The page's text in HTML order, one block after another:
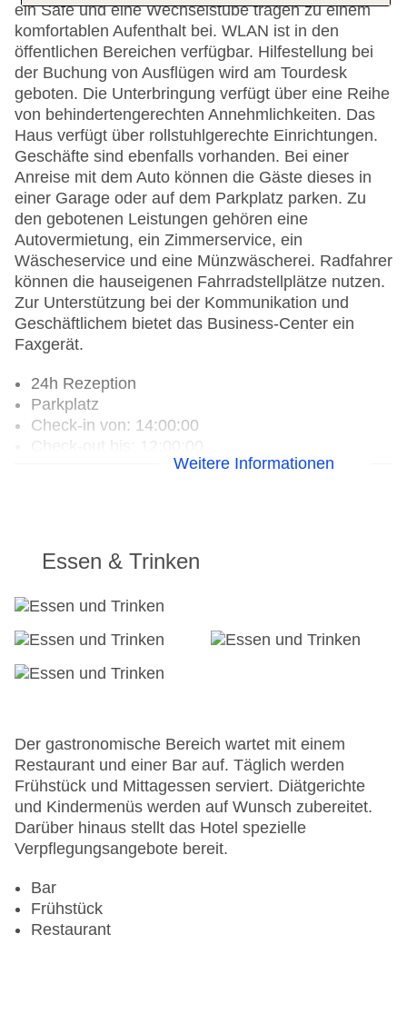
ein Safe und eine Wechselstube tragen zu einem
komfortablen Aufenthalt bei. WLAN ist in den
öffentlichen Bereichen verfügbar. Hilfestellung bei
der Buchung von Ausflügen wird am Tourdesk
geboten. Die Unterbringung verfügt über eine Reihe
von behindertengerechten Annehmlichkeiten. Das
Haus verfügt über rollstuhlgerechte Einrichtungen.
Geschäfte sind ebenfalls vorhanden. Bei einer
Anreise mit dem Auto können die Gäste dieses in
einer Garage oder auf dem Parkplatz parken. Zu
den gebotenen Leistungen gehören eine
Autovermietung, ein Zimmerservice, ein
Wäscheservice und eine Münzwäscherei. Radfahrer
können die hauseigenen Fahrradstellplätze nutzen.
Zur Unterstützung bei der Kommunikation und
Geschäftlichem bietet das Business-Center ein
Faxgerät.
24h Rezeption
Parkplatz
Check-in von: 14:00:00
Lift
Anzahl der Konferenzräume: 1
Haustiere
Zimmerservice
Gesamtanzahl der Zimmer: 121
Weitere Informationen
Essen & Trinken
Der gastronomische Bereich wartet mit einem
Restaurant und einer Bar auf. Täglich werden
Frühstück und Mittagessen serviert. Diätgerichte
und Kindermenüs werden auf Wunsch zubereitet.
Darüber hinaus stellt das Hotel spezielle
Verpflegungsangebote bereit.
Bar
Frühstück
Restaurant